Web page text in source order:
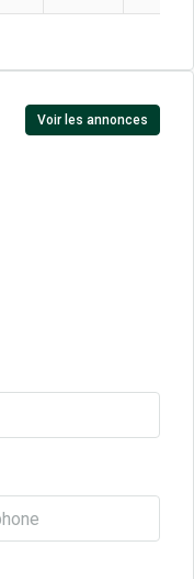
Voir les annonces